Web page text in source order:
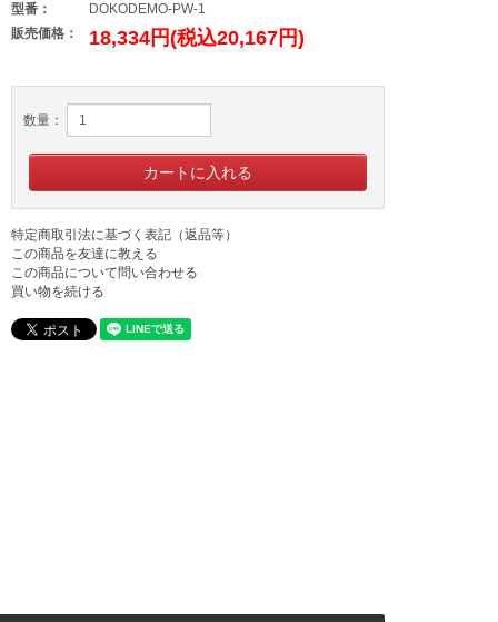
型番：
DOKODEMO-PW-1
販売価格：
18,334円(税込20,167円)
数量：
特定商取引法に基づく表記（返品等）
この商品を友達に教える
この商品について問い合わせる
買い物を続ける